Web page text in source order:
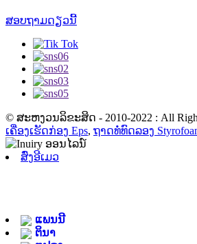
ສອບຖາມດຽວນີ້
© ສະຫງວນລິຂະສິດ - 2010-2022 : All
ເຄື່ອງເຮັດກ່ອງ Eps, ຖາດທໍ່ທົດລອງ
ສົ່ງອີເມວ
ແພນນີ
ຕິນາ